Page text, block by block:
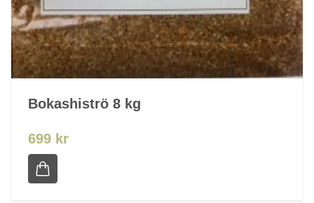
Bokashiströ 8 kg
699 kr